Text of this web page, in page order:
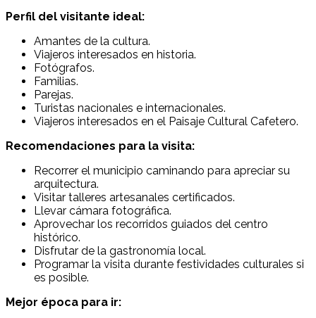
Perfil del visitante ideal:
Amantes de la cultura.
Viajeros interesados en historia.
Fotógrafos.
Familias.
Parejas.
Turistas nacionales e internacionales.
Viajeros interesados en el Paisaje Cultural Cafetero.
Recomendaciones para la visita:
Recorrer el municipio caminando para apreciar su
arquitectura.
Visitar talleres artesanales certificados.
Llevar cámara fotográfica.
Aprovechar los recorridos guiados del centro
histórico.
Disfrutar de la gastronomía local.
Programar la visita durante festividades culturales si
es posible.
Mejor época para ir: